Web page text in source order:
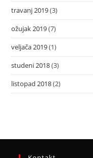
travanj 2019(3)
ožujak 2019(7)
veljača 2019(1)
studeni 2018(3)
listopad 2018(2)